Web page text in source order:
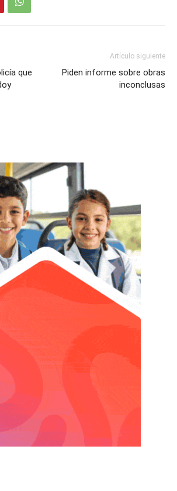
que
Artículo siguiente
Piden informe sobre obras
inconclusas